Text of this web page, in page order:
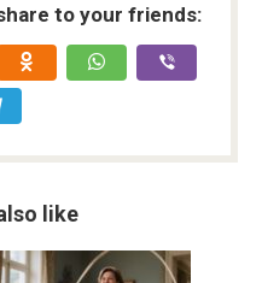
to your friends:
like